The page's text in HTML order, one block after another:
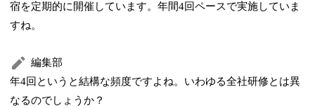
宿を定期的に開催しています。年間4回ペースで実施していま
すね。
編集部
年4回というと結構な頻度ですよね。いわゆる全社研修とは異
なるのでしょうか？